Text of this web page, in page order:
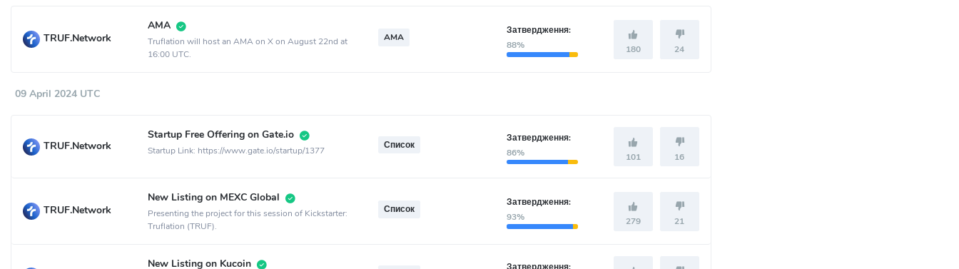
TRUF.Network
AMA
Truflation will host an AMA on X on August 22nd at
16:00 UTC.
AMA
Затвердження:
88%
180 24
09 April 2024 UTC
TRUF.Network
Startup Free Offering on Gate.io
Startup Link: https://www.gate.io/startup/1377
Список
Затвердження:
86%
101 16
TRUF.Network
New Listing on MEXC Global
Presenting the project for this session of Kickstarter:
Truflation (TRUF).
Список
Затвердження:
93%
279 21
New Listing on Kucoin
Затвердження: